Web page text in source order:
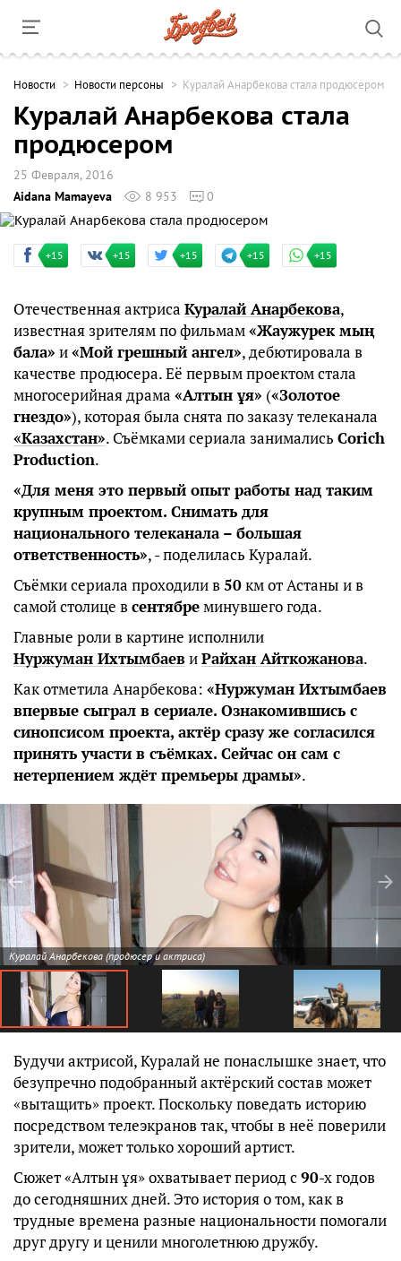
Новости Новости персоны Куралай Анарбекова стала продюсером
Куралай Анарбекова стала
продюсером
25 Февраля, 2016
Aidana Mamayeva
8 953 0
+15 +15 +15 +15 +15
Отечественная актриса Куралай Анарбекова,
известная зрителям по фильмам«Жаужурек мың
бала» и«Мой грешный ангел», дебютировала в
качестве продюсера. Её первым проектом стала
многосерийная драма «Алтын ұя» («Золотое
гнездо»), которая была снята по заказу телеканала
«Казахстан». Съёмками сериала занимались Corich
Production.
«Для меня это первый опыт работы над таким
крупным проектом. Снимать для
национального телеканала – большая
ответственность», - поделилась Куралай.
Съёмки сериала проходили в50км от Астаны и в
самой столице всентябреминувшего года.
Главные роли в картине исполнили
Нуржуман ИхтымбаевиРайхан Айткожанова.
Как отметила Анарбекова: «Нуржуман Ихтымбаев
впервые сыграл в сериале. Ознакомившись с
синопсисом проекта, актёр сразу же согласился
принять участи в съёмках. Сейчас он сам с
нетерпением ждёт премьеры драмы».
Куралай Анарбекова (продюсер и актриса)
Будучи актрисой, Куралай не понаслышке знает, что
безупречно подобранный актёрский состав может
«вытащить» проект. Поскольку поведать историю
посредством телеэкранов так, чтобы в неё поверили
зрители, может только хороший артист.
Сюжет «Алтын ұя» охватывает период с90-х годов
до сегодняшних дней. Это история о том, как в
трудные времена разные национальности помогали
друг другу и ценили многолетнюю дружбу.